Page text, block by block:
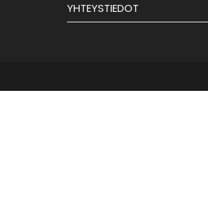
YHTEYSTIEDOT